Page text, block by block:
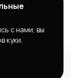
Работа |
ОГРН
с нами, вы
куки.